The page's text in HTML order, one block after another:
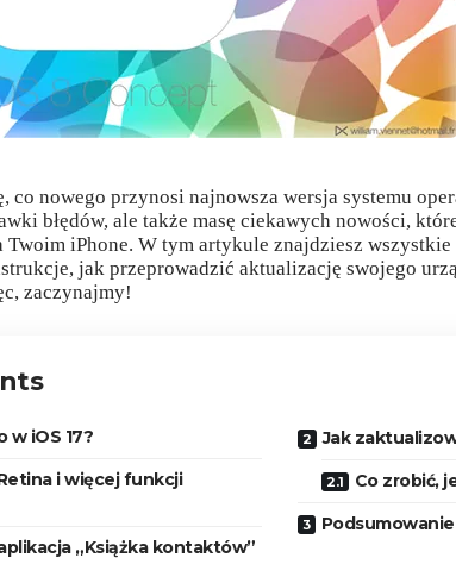
co nowego przynosi najnowsza wersja systemu
błędów, ale także masę ciekawych nowości,
Twoim iPhone. W tym artykule znajdziesz
jak przeprowadzić aktualizację swojego
zaczynajmy!
w iOS 17?
i więcej funkcji
„Książka kontaktów”
Jak
Co zrobić,
Podsumowanie